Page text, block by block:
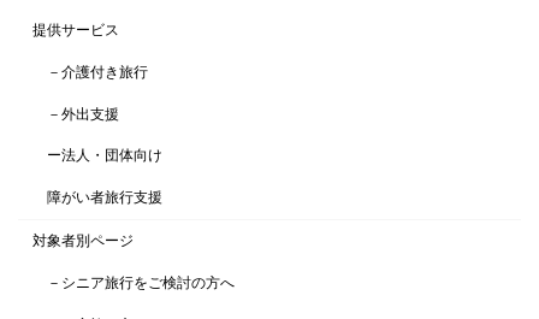
提供サービス
－介護付き旅行
－外出支援
ー法人・団体向け
障がい者旅行支援
対象者別ページ
－シニア旅行をご検討の方へ